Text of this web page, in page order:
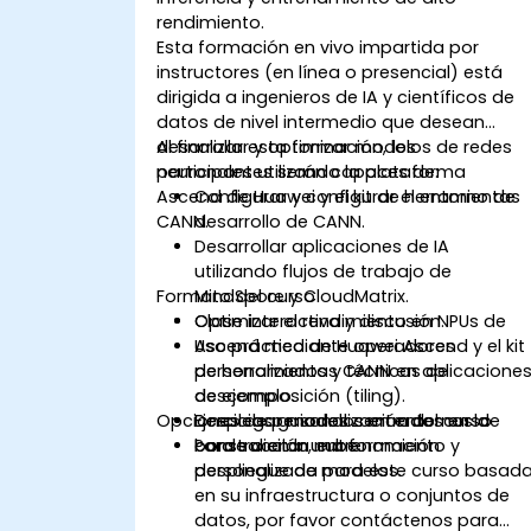
rendimiento.
Esta formación en vivo impartida por
instructores (en línea o presencial) está
dirigida a ingenieros de IA y científicos de
datos de nivel intermedio que desean
desarrollar y optimizar modelos de redes
neuronales utilizando la plataforma
Ascend de Huawei y el kit de herramientas
CANN.
Al finalizar esta formación, los
participantes serán capaces de:
Configurar y configurar el entorno de
desarrollo de CANN.
Desarrollar aplicaciones de IA
utilizando flujos de trabajo de
MindSpore y CloudMatrix.
Optimizar el rendimiento en NPUs de
Ascend mediante operadores
personalizados y técnicas de
descomposición (tiling).
Desplegar modelos en entornos de
borde o en la nube.
Formato del curso
Clase interactiva y discusión.
Uso práctico de Huawei Ascend y el kit
de herramientas CANN en aplicaciones
de ejemplo.
Ejercicios guiados centrados en la
construcción, entrenamiento y
despliegue de modelos.
Opciones de personalización del curso
Para solicitar una formación
personalizada para este curso basada
en su infraestructura o conjuntos de
datos, por favor contáctenos para